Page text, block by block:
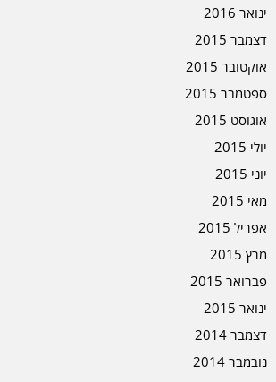
ינואר 2016
דצמבר 2015
אוקטובר 2015
ספטמבר 2015
אוגוסט 2015
יולי 2015
יוני 2015
מאי 2015
אפריל 2015
מרץ 2015
פברואר 2015
ינואר 2015
דצמבר 2014
נובמבר 2014